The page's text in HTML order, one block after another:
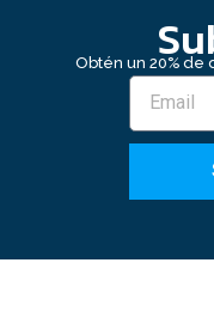
Obtén un 20%